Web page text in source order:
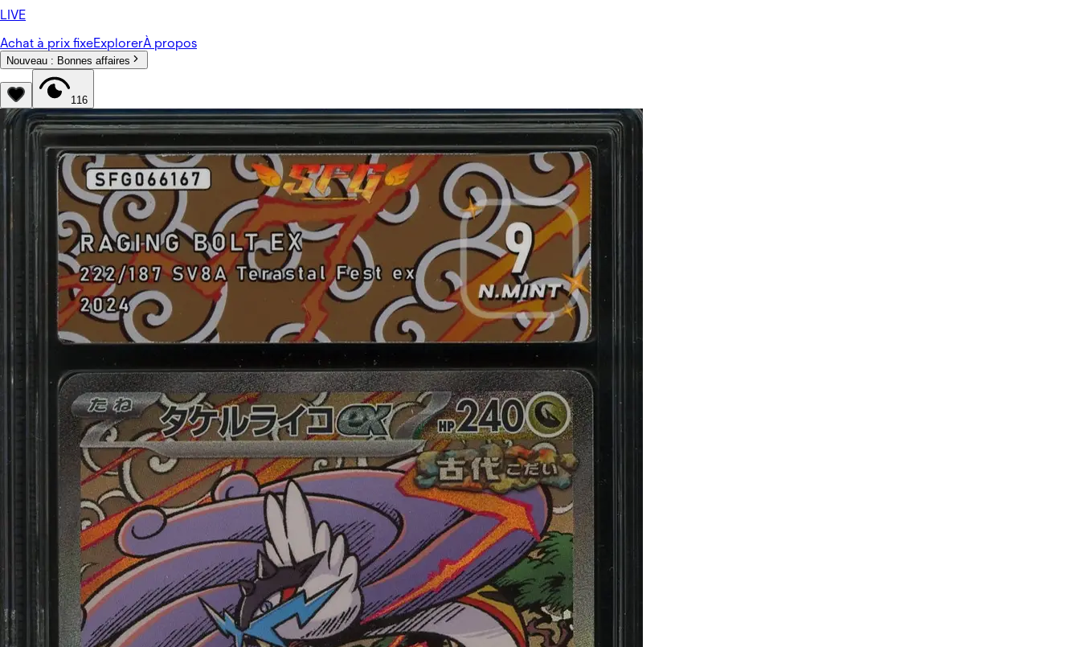
LIVE
Achat à prix fixeExplorerÀ propos
Nouveau : Bonnes affaires
116